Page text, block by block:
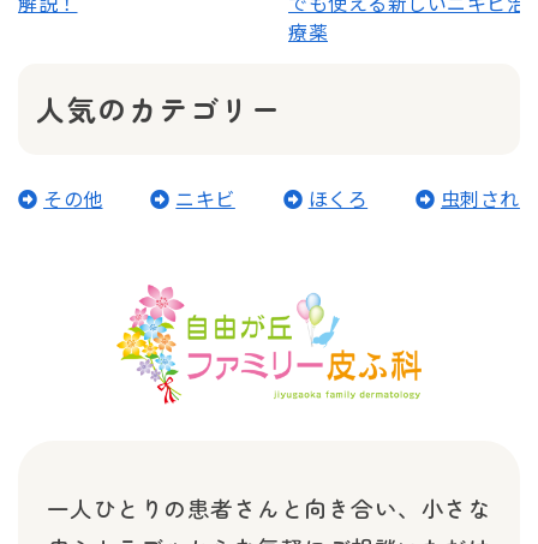
療薬
人気のカテゴリー
その他 ニキビ ほくろ 虫刺され
一人ひとりの患者さんと向き合い、小さな